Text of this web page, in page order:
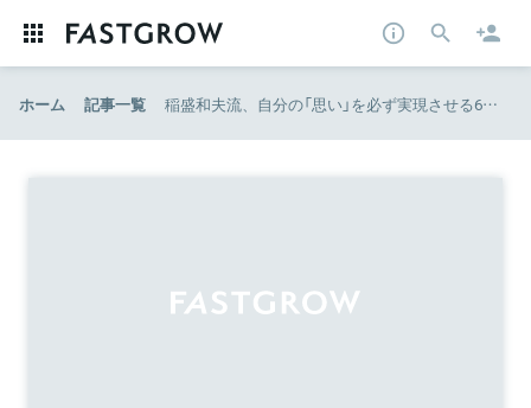
ホーム 記事一覧 稲盛和夫流、自分の「思い」を必ず実現させる6つの精進方法 | 要約の達人 from flier | ダイヤモンド・オンライン